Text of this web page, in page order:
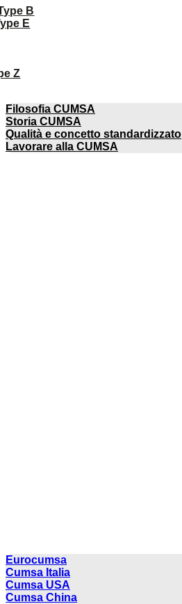
B
E
Z
Filosofia CUMSA
Storia CUMSA
Qualità e concetto standardizzato
Lavorare alla CUMSA
Eurocumsa
Cumsa Italia
Cumsa USA
Cumsa China